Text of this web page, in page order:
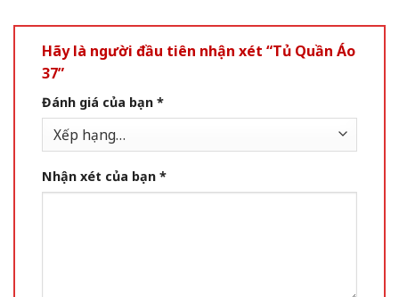
Hãy là người đầu tiên nhận xét “Tủ Quần Áo
37”
Đánh giá của bạn *
Nhận xét của bạn *